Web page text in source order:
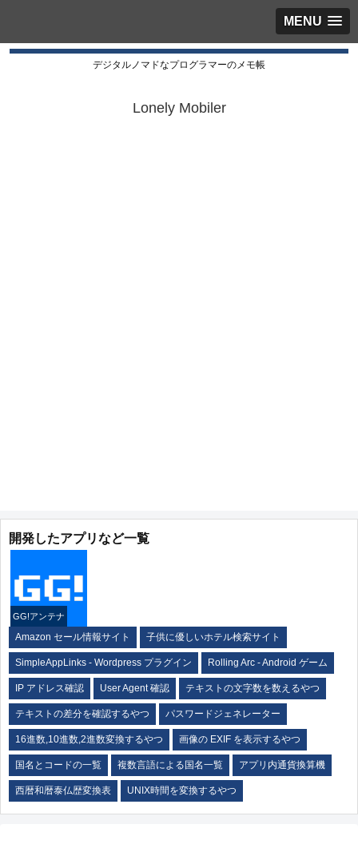
MENU
デジタルノマドなプログラマーのメモ帳
Lonely Mobiler
開発したアプリなど一覧
GG!アンテナ
Amazon セール情報サイト 子供に優しいホテル検索サイト
SimpleAppLinks - Wordpress プラグイン Rolling Arc - Android ゲーム
IP アドレス確認 User Agent 確認 テキストの文字数を数えるやつ
テキストの差分を確認するやつ パスワードジェネレーター
16進数,10進数,2進数変換するやつ 画像の EXIF を表示するやつ
国名とコードの一覧 複数言語による国名一覧 アプリ内通貨換算機
西暦和暦泰仏歴変換表 UNIX時間を変換するやつ